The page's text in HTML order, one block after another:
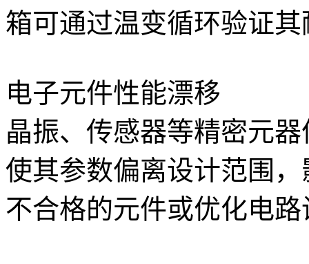
箱可通过温变循环验证
电子元件性能漂移
晶振、传感器等精密元
使其参数偏离设计范围
不合格的元件或优化电路